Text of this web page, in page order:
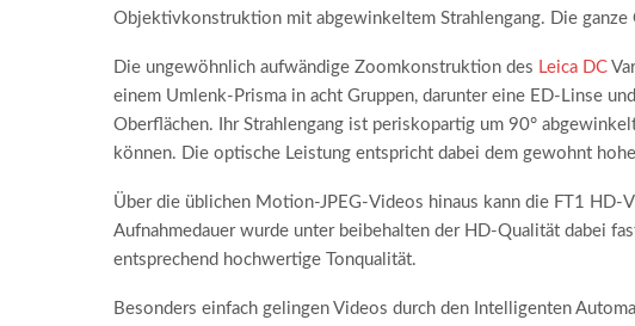
Objektivkonstruktion mit abgewinkeltem Strahlengang. Die
Die ungewöhnlich aufwändige Zoomkonstruktion des Leica DC
einem Umlenk-Prisma in acht Gruppen, darunter eine ED-Linse
Oberflächen. Ihr Strahlengang ist periskopartig um 90°
können. Die optische Leistung entspricht dabei dem gewohnt
Über die üblichen Motion-JPEG-Videos hinaus kann die FT1 HD-
Aufnahmedauer wurde unter beibehalten der HD-Qualität dabei
entsprechend hochwertige Tonqualität.
Besonders einfach gelingen Videos durch den Intelligenten